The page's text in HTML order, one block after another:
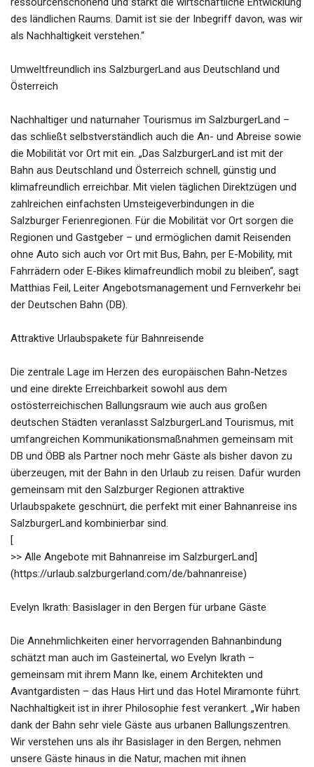
des ländlichen Raums. Damit ist sie der Inbegriff davon, was wir
als Nachhaltigkeit verstehen.“
Umweltfreundlich ins SalzburgerLand aus Deutschland und
Österreich
Nachhaltiger und naturnaher Tourismus im SalzburgerLand –
das schließt selbstverständlich auch die An- und Abreise sowie
die Mobilität vor Ort mit ein. „Das SalzburgerLand ist mit der
Bahn aus Deutschland und Österreich schnell, günstig und
klimafreundlich erreichbar. Mit vielen täglichen Direktzügen und
zahlreichen einfachsten Umsteigeverbindungen in die
Salzburger Ferienregionen. Für die Mobilität vor Ort sorgen die
Regionen und Gastgeber – und ermöglichen damit Reisenden
ohne Auto sich auch vor Ort mit Bus, Bahn, per E-Mobility, mit
Fahrrädern oder E-Bikes klimafreundlich mobil zu bleiben“, sagt
Matthias Feil, Leiter Angebotsmanagement und Fernverkehr bei
der Deutschen Bahn (DB).
Attraktive Urlaubspakete für Bahnreisende
Die zentrale Lage im Herzen des europäischen Bahn-Netzes
und eine direkte Erreichbarkeit sowohl aus dem
ostösterreichischen Ballungsraum wie auch aus großen
deutschen Städten veranlasst SalzburgerLand Tourismus, mit
umfangreichen Kommunikationsmaßnahmen gemeinsam mit
DB und ÖBB als Partner noch mehr Gäste als bisher davon zu
überzeugen, mit der Bahn in den Urlaub zu reisen. Dafür wurden
gemeinsam mit den Salzburger Regionen attraktive
Urlaubspakete geschnürt, die perfekt mit einer Bahnanreise ins
SalzburgerLand kombinierbar sind.
[
>> Alle Angebote mit Bahnanreise im SalzburgerLand]
(https://urlaub.salzburgerland.com/de/bahnanreise)
Evelyn Ikrath: Basislager in den Bergen für urbane Gäste
Die Annehmlichkeiten einer hervorragenden Bahnanbindung
schätzt man auch im Gasteinertal, wo Evelyn Ikrath –
gemeinsam mit ihrem Mann Ike, einem Architekten und
Avantgardisten – das Haus Hirt und das Hotel Miramonte führt.
Nachhaltigkeit ist in ihrer Philosophie fest verankert. „Wir haben
dank der Bahn sehr viele Gäste aus urbanen Ballungszentren.
Wir verstehen uns als ihr Basislager in den Bergen, nehmen
unsere Gäste hinaus in die Natur, machen mit ihnen